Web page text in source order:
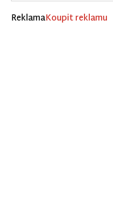
ReklamaKoupit reklamu